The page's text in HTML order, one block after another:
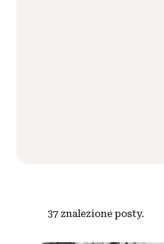
37 znalezione posty.